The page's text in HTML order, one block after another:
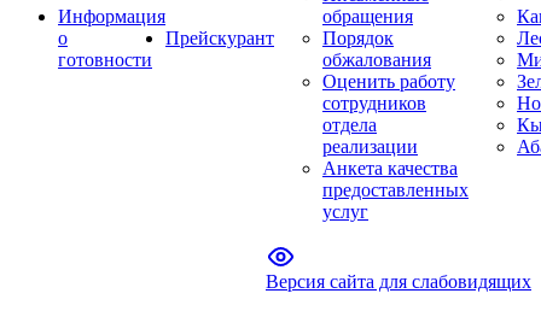
Информация
о
готовности
Прейскурант
обращения
Порядок
обжалования
Оценить работу
сотрудников
отдела
реализации
Анкета качества
предоставленных
услуг
Версия сайта для слабовидящих